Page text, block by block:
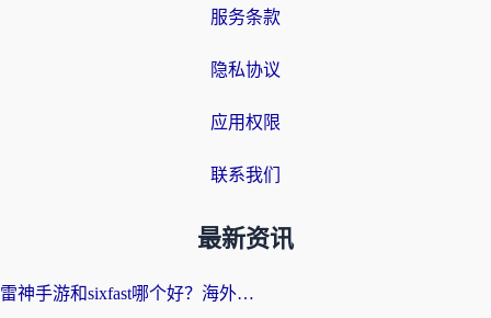
服务条款
隐私协议
应用权限
联系我们
最新资讯
雷神手游和sixfast哪个好？海外党亲测3款回国加速器，教你选对不踩坑